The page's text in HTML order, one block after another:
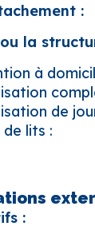
:
la
à
de
lits :
: